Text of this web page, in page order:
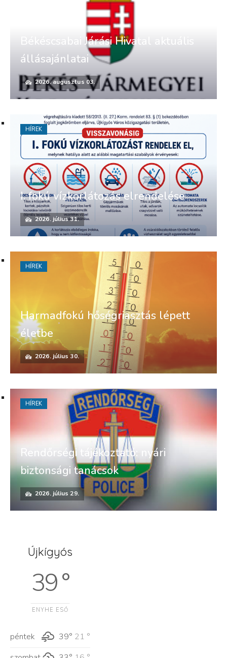
Békéscsabai Járási Hivatal aktuális
állásajánlatai
2026. augusztus 03.
I. fokú vízkorlátozás elrendelése
2026. július 31.
HÍREK
Harmadfokú hőségriasztás lépett
életbe
2026. július 30.
HÍREK
Rendőrségi tájékoztató: nyári
biztonsági tanácsok
2026. július 29.
HÍREK
Újkígyós
39 °
ENYHE ESŐ
péntek 39° 21 °